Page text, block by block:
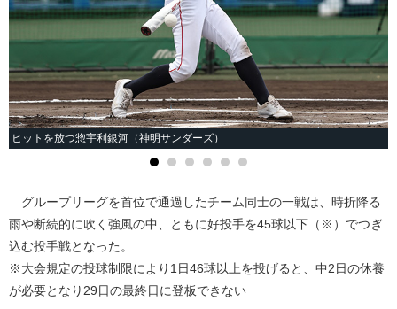
ヒットを放つ惣宇利銀河（神明サンダーズ）
グループリーグを首位で通過したチーム同士の一戦は、時折降る
雨や断続的に吹く強風の中、ともに好投手を45球以下（※）でつぎ
込む投手戦となった。
※大会規定の投球制限により1日46球以上を投げると、中2日の休養
が必要となり29日の最終日に登板できない